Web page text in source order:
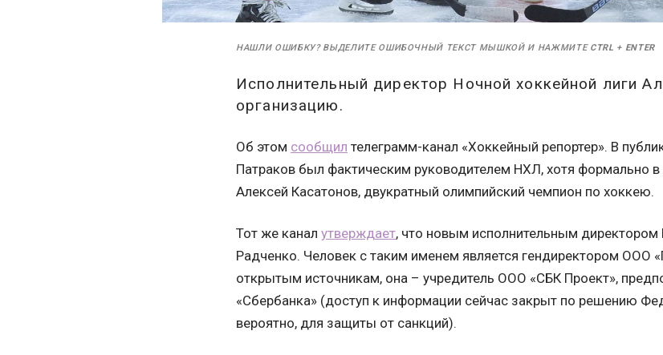
НАШЛИ ОШИБКУ? ВЫДЕЛИТЕ ОШИБОЧНЫЙ ТЕКСТ МЫШКОЙ И НАЖМИТЕ CTRL + ENTER
Исполнительный директор Ночной хоккейной лиги
организацию.
Об этом сообщил телеграмм-канал «Хоккейный репортер». В
Патраков был фактическим руководителем НХЛ, хотя формально в
Алексей Касатонов, двукратный олимпийский чемпион по хоккею.
Тот же канал утверждает, что новым исполнительным директором
Радченко. Человек с таким именем является гендиректором ООО
открытым источникам, она – учредитель ООО «СБК Проект»,
«Сбербанка» (доступ к информации сейчас закрыт по решению
вероятно, для защиты от санкций).